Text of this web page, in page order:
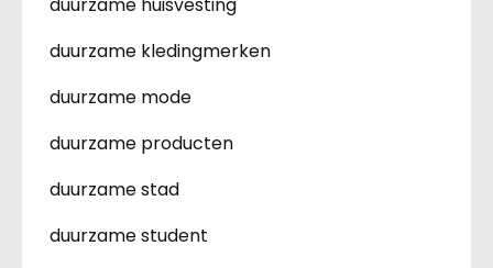
duurzame huisvesting
duurzame kledingmerken
duurzame mode
duurzame producten
duurzame stad
duurzame student